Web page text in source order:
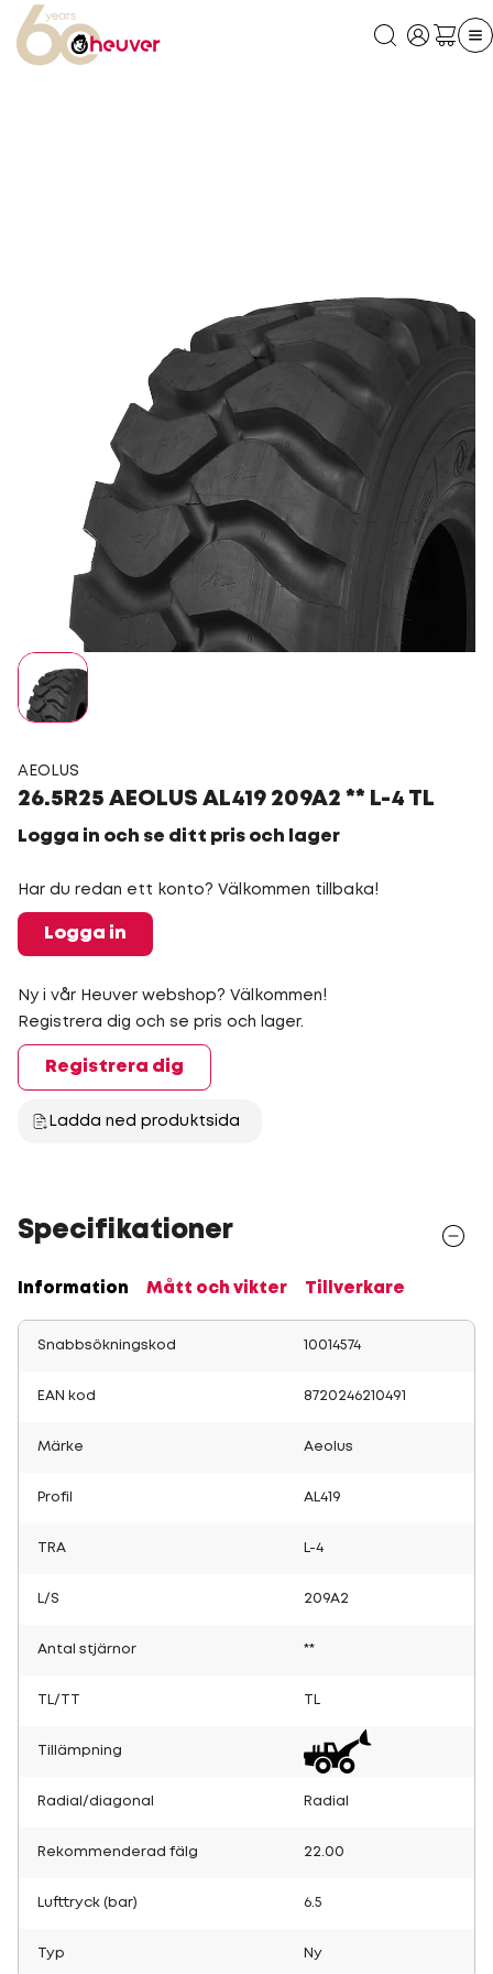
AEOLUS
26.5R25 AEOLUS AL419 209A2 ** L-4 TL
Logga in och se ditt pris och lager
Har du redan ett konto? Välkommen tillbaka!
Logga in
Ny i vår Heuver webshop? Välkommen!
Registrera dig och se pris och lager.
Registrera dig
Ladda ned produktsida
Specifikationer
Information Mått och vikter Tillverkare
Snabbsökningskod 10014574
EAN kod 8720246210491
Märke Aeolus
Profil AL419
TRA L-4
L/S 209A2
Antal stjärnor **
TL/TT
Tillämpning
Radial/diagonal Radial
Rekommenderad fälg 22.00
Lufttryck (bar) 6.5
Typ Ny